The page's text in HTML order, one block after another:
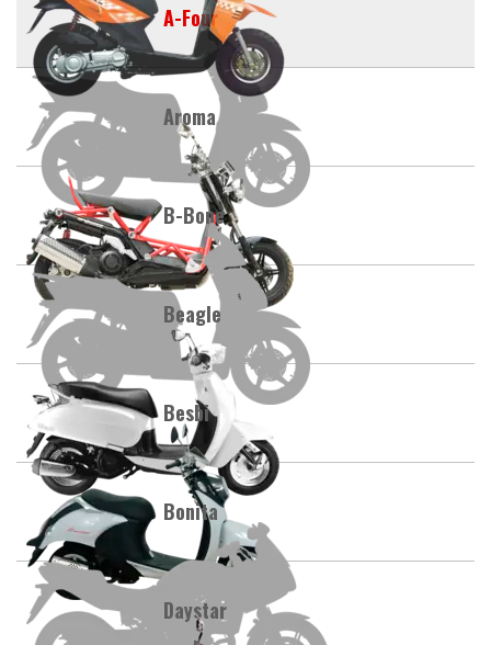
A-Four
Aroma
B-Bone
Beagle
Besbi
Bonita
Daystar